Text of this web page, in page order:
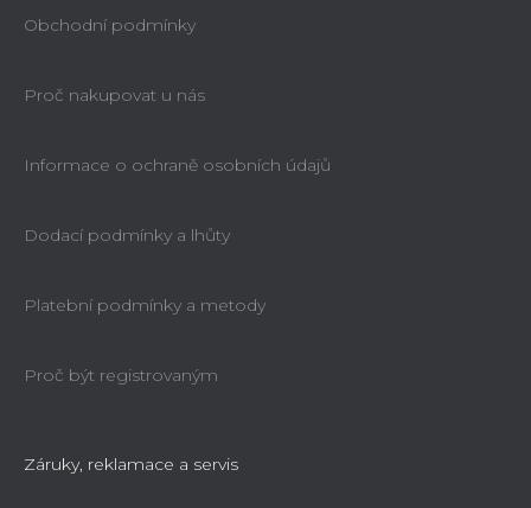
Obchodní podmínky
Proč nakupovat u nás
Informace o ochraně osobních údajů
Dodací podmínky a lhůty
Platební podmínky a metody
Proč být registrovaným
Záruky, reklamace a servis